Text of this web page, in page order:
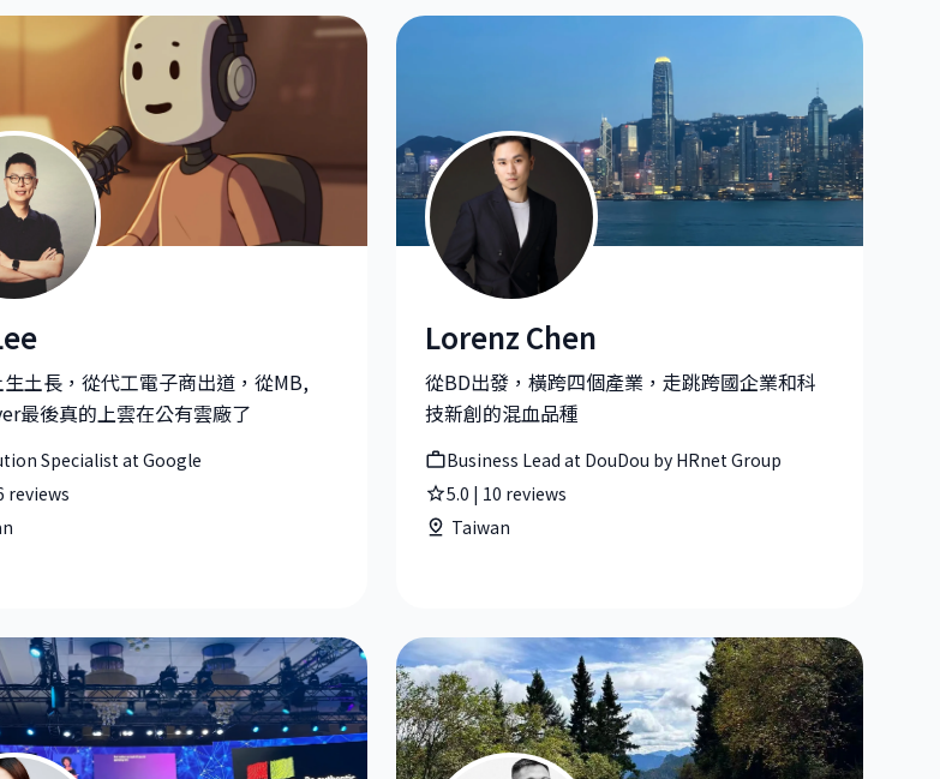
Solution Specialist at Google
土長，從代工電子商出道，從MB,
最後真的上雲在公有雲廠了
Specialist at Google
reviews
Lorenz Chen |Business Lead at DouDou by HRnet Group
Lorenz Chen
從BD出發，橫跨四個產業，走跳跨國企業和科
技新創的混血品種
Business Lead at DouDou by HRnet Group
5.0 | 10 reviews
Taiwan